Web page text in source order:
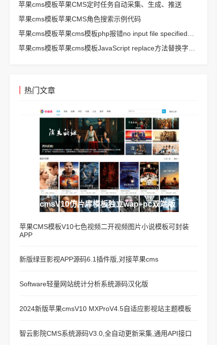
苹果cms模板苹果CMS定时任务自动采集、生成、推送
苹果cms模板苹果CMS角色搜索示例代码
热门文章
苹果cmsV10仿片库模板独立wap+pc双端版
苹果CMS模板V10七色视频二开视频图片小说模板可封装
APP
新版绿豆影视APP源码6.1插件版,对接苹果cms
Software轻量网站统计分析系统源码汉化版
2024新版苹果cmsV10 MXProV4.5自适应影视站主题模板
智云影院CMS系统源码V3.0,全自动更新采集,通用API接口